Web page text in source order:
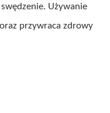
Używanie
przywraca zdrowy